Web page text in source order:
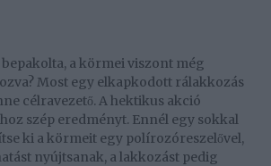
a körmei viszont még
Most egy elkapkodott rálakkozás
célravezető. A hektikus akció
szép eredményt. Ennél egy sokkal
ki a körmeit egy polírozóreszelővel,
nyújtsanak, a lakkozást pedig